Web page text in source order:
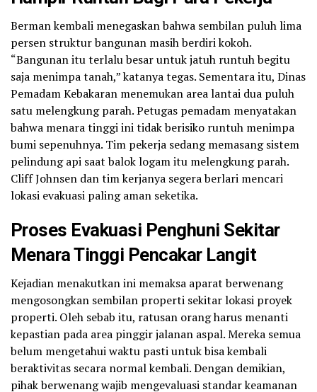
Berman kembali menegaskan bahwa sembilan puluh lima
persen struktur bangunan masih berdiri kokoh.
“Bangunan itu terlalu besar untuk jatuh runtuh begitu
saja menimpa tanah,” katanya tegas. Sementara itu, Dinas
Pemadam Kebakaran menemukan area lantai dua puluh
satu melengkung parah. Petugas pemadam menyatakan
bahwa menara tinggi ini tidak berisiko runtuh menimpa
bumi sepenuhnya. Tim pekerja sedang memasang sistem
pelindung api saat balok logam itu melengkung parah.
Cliff Johnsen dan tim kerjanya segera berlari mencari
lokasi evakuasi paling aman seketika.
Proses Evakuasi Penghuni Sekitar
Menara Tinggi Pencakar Langit
Kejadian menakutkan ini memaksa aparat berwenang
mengosongkan sembilan properti sekitar lokasi proyek
properti. Oleh sebab itu, ratusan orang harus menanti
kepastian pada area pinggir jalanan aspal. Mereka semua
belum mengetahui waktu pasti untuk bisa kembali
beraktivitas secara normal kembali. Dengan demikian,
pihak berwenang wajib mengevaluasi standar keamanan